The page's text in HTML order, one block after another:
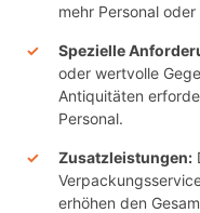
mehr Personal
Spezielle
oder wertvolle
Antiquitäten
Personal.
Zusatzleistungen:
erhöhen den